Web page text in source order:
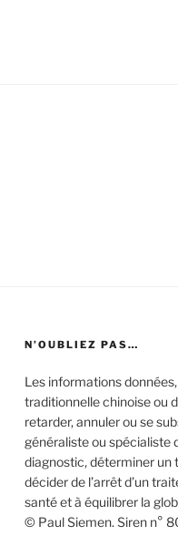
N’OUBLIEZ PAS…
Les informations
traditionnelle chinoise ou
retarder, annuler ou se
généraliste ou spécialiste
diagnostic, déterminer un
décider de l’arrêt d’un
santé et à équilibrer la
© Paul Siemen. Siren n°